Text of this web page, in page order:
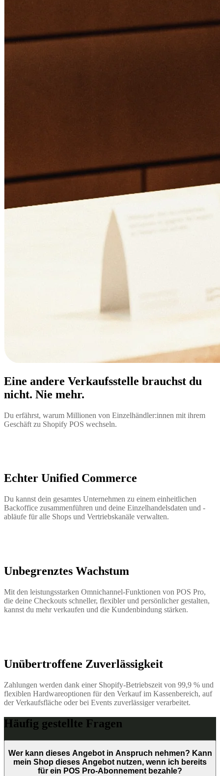
Eine andere Verkaufsstelle brauchst du
nicht. Nie mehr.
Du erfährst, warum Millionen von Einzelhändler:innen mit ihrem
Geschäft zu Shopify POS wechseln.
Echter Unified Commerce
Du kannst dein gesamtes Unternehmen zu einem einheitlichen
Backoffice zusammenführen und deine Einzelhandelsdaten und -
abläufe für alle Shops und Vertriebskanäle verwalten.
Unbegrenztes Wachstum
Mit den leistungsstarken Omnichannel-Funktionen von POS Pro,
die deine Checkouts schneller, flexibler und persönlicher gestalten,
kannst du mehr verkaufen und die Kundenbindung stärken.
Unübertroffene Zuverlässigkeit
Zahlungen werden dank einer Shopify-Betriebszeit von 99,9 % und
flexiblen Hardwareoptionen für den Verkauf im Kassenbereich, auf
der Verkaufsfläche oder bei Events zuverlässiger verarbeitet.
Häufig gestellte Fragen
Wer kann dieses Angebot in Anspruch nehmen? Kann
mein Shop dieses Angebot nutzen, wenn ich bereits
für ein POS Pro-Abonnement bezahle?